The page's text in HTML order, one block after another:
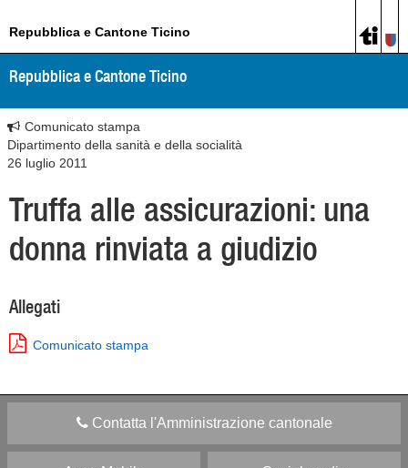
Repubblica e Cantone Ticino
Repubblica e Cantone Ticino
Comunicato stampa
Dipartimento della sanità e della socialità
26 luglio 2011
Truffa alle assicurazioni: una
donna rinviata a giudizio
Allegati
Comunicato stampa
Contatta l'Amministrazione cantonale